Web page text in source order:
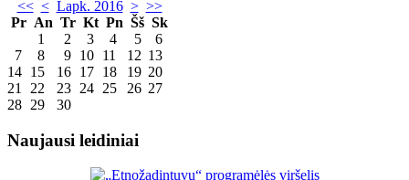
<< < Lapk. 2016 > >>
Pr An Tr Kt Pn Šš Sk
1
2 3 4 5
6
7
8 9 10 11 12 13
14 15 16 17 18 19 20
21
22 23 24 25 26 27
28 29 30
Naujausi leidiniai